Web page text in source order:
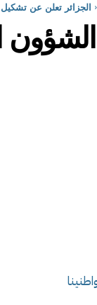
الجزائر تعلن عن تشكيل